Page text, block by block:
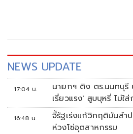
NEWS UPDATE
17:04 น.
นายกฯ ติง ตร.นนทบุ
เรี่ยวแรง' สูบบุหรี่ ไม่ใ
16:48 น.
จี้รัฐเร่งแก้วิกฤติมันสำ
ห่วงโซ่อุตสาหกรรม